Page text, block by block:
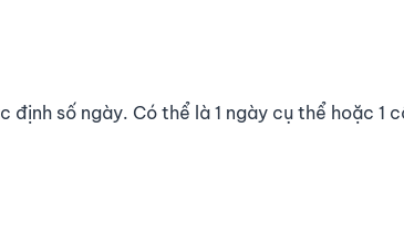
định số ngày. Có thể là 1 ngày cụ thể hoặc 1